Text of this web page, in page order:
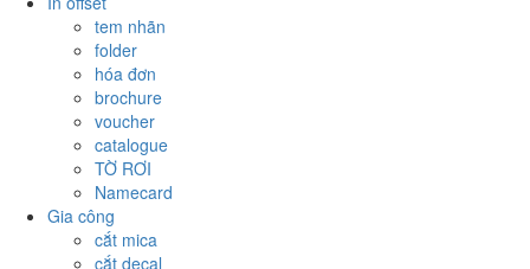
tem nhãn
folder
hóa đơn
brochure
voucher
catalogue
TỜ RƠI
Namecard
Gia công
cắt mica
cắt decal